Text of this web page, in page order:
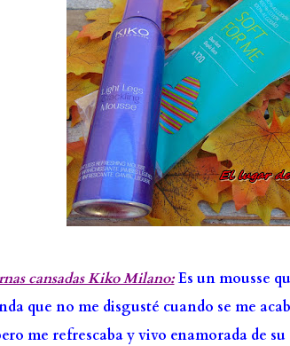
cansadas Kiko Milano:Es un mousse
que no me disgusté cuando se me
me refrescaba y vivo enamorada de